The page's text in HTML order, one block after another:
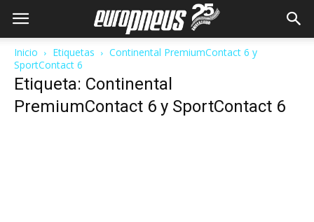
Inicio Etiquetas
Continental PremiumContact 6 y
SportContact 6
Etiqueta: Continental
PremiumContact 6 y SportContact 6